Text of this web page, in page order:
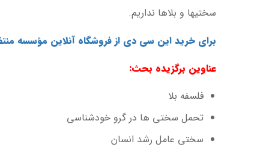
سختیها و بلاها نداریم.
برای خرید این سی دی از فروشگاه آنلاین مؤسسه
عناوین برگزیده بحث:
فلسفه بلا
تحمل سختی ها در گرو خودشناسی
سختی عامل رشد انسان